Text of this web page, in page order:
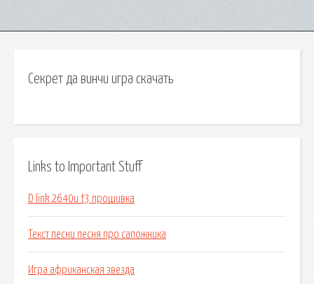
Секрет да винчи игра скачать
Links to Important Stuff
D link 2640u t3 прошивка
Текст песни песня про сапожника
Игра африканская звезда